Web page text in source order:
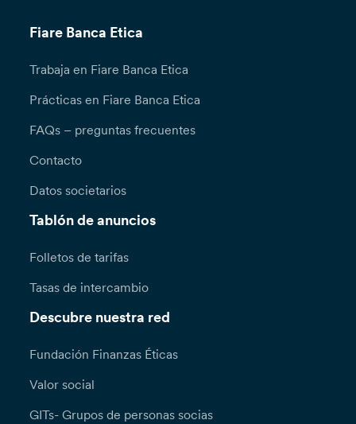
Fiare Banca Etica
Trabaja en Fiare Banca Etica
Prácticas en Fiare Banca Etica
FAQs – preguntas frecuentes
Contacto
Datos societarios
Tablón de anuncios
Folletos de tarifas
Tasas de intercambio
Descubre nuestra red
Fundación Finanzas Éticas
Valor social
GITs- Grupos de personas socias